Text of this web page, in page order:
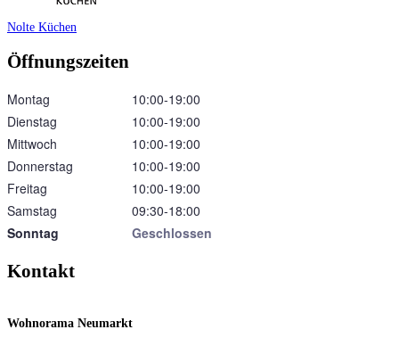
Nolte Küchen
Öffnungszeiten
Montag
10:00‑19:00
Dienstag
10:00‑19:00
Mittwoch
10:00‑19:00
Donnerstag
10:00‑19:00
Freitag
10:00‑19:00
Samstag
09:30‑18:00
Sonntag
Geschlossen
Kontakt
Wohnorama Neumarkt